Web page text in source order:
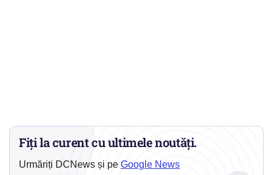
Fiți la curent cu ultimele noutăți.
Urmăriți DCNews și pe Google News